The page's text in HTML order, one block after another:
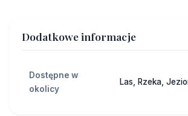
Dodatkowe informacje
Dostępne w
okolicy
Las, Rzeka,